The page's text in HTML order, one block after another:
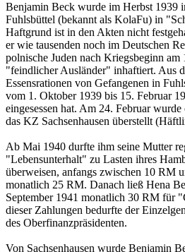
Benjamin Beck wurde im Herbst 1939
Fuhlsbüttel (bekannt als KolaFu) in
Haftgrund ist in den Akten nicht
er wie tausenden noch im Deutschen
polnische Juden nach Kriegsbeginn am
"feindlicher Ausländer" inhaftiert. Aus
Essensrationen von Gefangenen in
vom 1. Oktober 1939 bis 15. Februar
eingesessen hat. Am 24. Februar
das KZ Sachsenhausen überstellt
Ab Mai 1940 durfte ihm seine Mutter
"Lebensunterhalt" zu Lasten ihres
überweisen, anfangs zwischen 10 RM
monatlich 25 RM. Danach ließ Hena
September 1941 monatlich 30 RM für
dieser Zahlungen bedurfte der
des Oberfinanzpräsidenten.
Von Sachsenhausen wurde Benjamin